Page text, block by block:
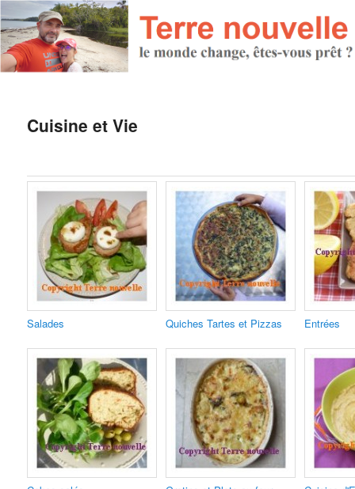
Cuisine et Vie
Salades Quiches Tartes et Pizzas Entrées